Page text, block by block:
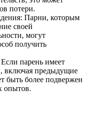
потери.
Парни, которым
своей
могут
получить
парень имеет
включая предыдущие
быть более подвержен
опытов.